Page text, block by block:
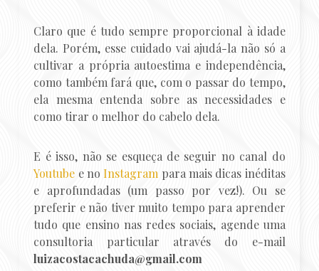
Claro que é tudo sempre proporcional à idade
dela. Porém, esse cuidado vai ajudá-la não só a
cultivar a própria autoestima e independência,
como também fará que, com o passar do tempo,
ela mesma entenda sobre as necessidades e
como tirar o melhor do cabelo dela.
E é isso, não se esqueça de seguir no canal do
Youtube e noInstagram para mais dicas inéditas
e aprofundadas (um passo por vez!). Ou se
preferir e não tiver muito tempo para aprender
tudo que ensino nas redes sociais, agende uma
consultoria particular através do e-mail
luizacostacachuda@gmail.com